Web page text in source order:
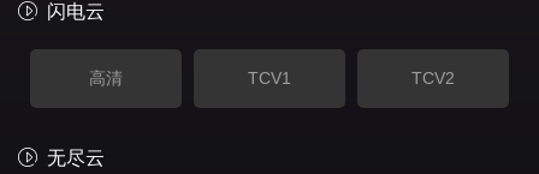
闪电云
高清 TCV1 TCV2
无尽云